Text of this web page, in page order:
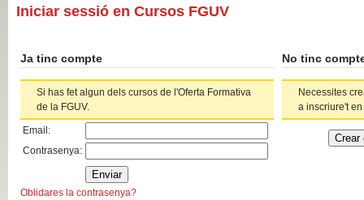
Iniciar sessió en Cursos FGUV
Ja tinc compte
Si has fet algun dels cursos de l'Oferta Formativa
de la FGUV.
Email:
Contrasenya:
Oblidares la contrasenya?
No tinc
Necessites
a inscriure't